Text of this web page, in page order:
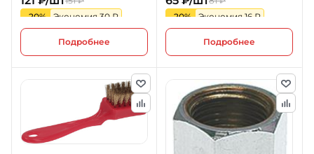
-20%
Экономия 30 ₽
Подробнее
-20%
Экономия 16 ₽
Подробнее